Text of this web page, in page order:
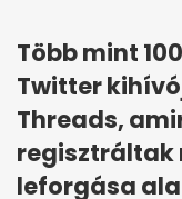
Több mint
Twitter
Threads,
regisztráltak
leforgása